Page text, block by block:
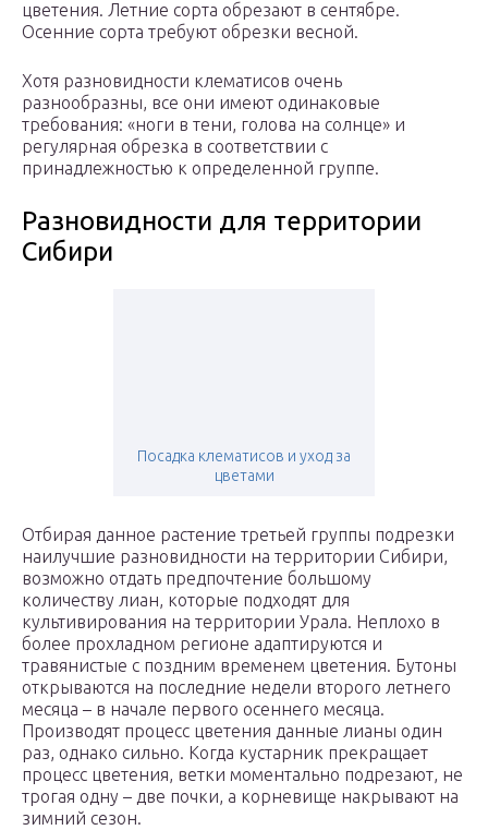
цветения. Летние сорта обрезают в сентябре.
Осенние сорта требуют обрезки весной.
Хотя разновидности клематисов очень
разнообразны, все они имеют одинаковые
требования: «ноги в тени, голова на солнце» и
регулярная обрезка в соответствии с
принадлежностью к определенной группе.
Разновидности для территории
Сибири
Посадка клематисов и уход за
цветами
Отбирая данное растение третьей группы подрезки
наилучшие разновидности на территории Сибири,
возможно отдать предпочтение большому
количеству лиан, которые подходят для
культивирования на территории Урала. Неплохо в
более прохладном регионе адаптируются и
травянистые с поздним временем цветения. Бутоны
открываются на последние недели второго летнего
месяца – в начале первого осеннего месяца.
Производят процесс цветения данные лианы один
раз, однако сильно. Когда кустарник прекращает
процесс цветения, ветки моментально подрезают, не
трогая одну – две почки, а корневище накрывают на
зимний сезон.